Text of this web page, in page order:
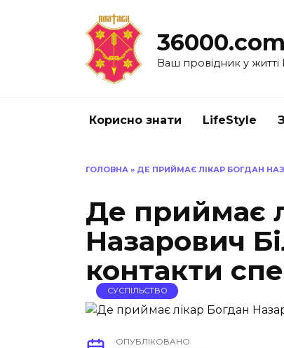
Ваш провідник у житті
Корисно знати LifeStyle
ГОЛОВНА » ДЕ ПРИЙМАЄ ЛІКАР БОГДАН
Де приймає
Назарович
контакти
СУСПІЛЬСТВО
ОПУБЛІКОВАНО